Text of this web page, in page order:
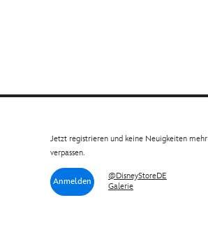
Jetzt registrieren und keine Neuigkeiten mehr
verpassen.
Anmelden
@DisneyStoreDE
Galerie